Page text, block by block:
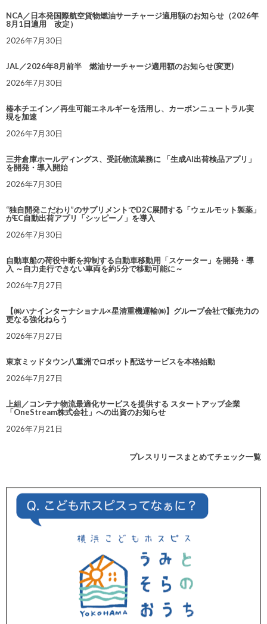
NCA／日本発国際航空貨物燃油サーチャージ適用額のお知らせ（2026年
8月1日適用 改定）
2026年7月30日
JAL／2026年8月前半 燃油サーチャージ適用額のお知らせ(変更)
2026年7月30日
椿本チエイン／再生可能エネルギーを活用し、カーボンニュートラル実
現を加速
2026年7月30日
三井倉庫ホールディングス、受託物流業務に 「生成AI出荷検品アプリ」
を開発・導入開始
2026年7月30日
“独自開発こだわり”のサプリメントでD2C展開する「ウェルモット製薬」
がEC自動出荷アプリ「シッピーノ」を導入
2026年7月30日
自動車船の荷役中断を抑制する自動車移動用「スケーター」を開発・導
入 ～自力走行できない車両を約5分で移動可能に～
2026年7月27日
【㈱ハナインターナショナル×星清重機運輸㈱】グループ会社で販売力の
更なる強化ねらう
2026年7月27日
東京ミッドタウン八重洲でロボット配送サービスを本格始動
2026年7月27日
上組／コンテナ物流最適化サービスを提供する スタートアップ企業
「OneStream株式会社」への出資のお知らせ
2026年7月21日
プレスリリースまとめてチェック一覧